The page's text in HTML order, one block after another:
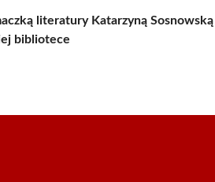
literatury Katarzyną Sosnowską
bibliotece